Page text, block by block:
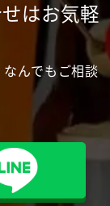
はお気軽
んでもご相談